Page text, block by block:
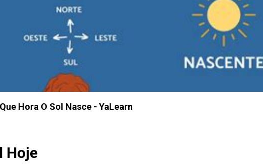
Que Hora O Sol Nasce - YaLearn
Hoje